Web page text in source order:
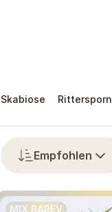
Skabiose Rittersporn
Empfohlen
MIX BAREV